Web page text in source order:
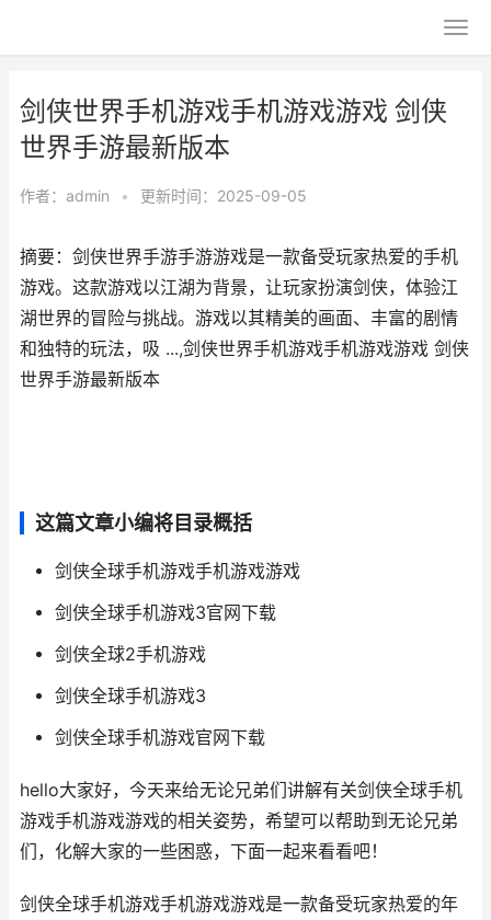
剑侠世界手机游戏手机游戏游戏 剑侠
世界手游最新版本
作者： admin • 更新时间：2025-09-05
摘要：剑侠世界手游手游游戏是一款备受玩家热爱的手机
游戏。这款游戏以江湖为背景，让玩家扮演剑侠，体验江
湖世界的冒险与挑战。游戏以其精美的画面、丰富的剧情
和独特的玩法，吸 ...,剑侠世界手机游戏手机游戏游戏 剑侠
世界手游最新版本
这篇文章小编将目录概括
剑侠全球手机游戏手机游戏游戏
剑侠全球手机游戏3官网下载
剑侠全球2手机游戏
剑侠全球手机游戏3
剑侠全球手机游戏官网下载
hello大家好，今天来给无论兄弟们讲解有关剑侠全球手机
游戏手机游戏游戏的相关姿势，希望可以帮助到无论兄弟
们，化解大家的一些困惑，下面一起来看看吧！
剑侠全球手机游戏手机游戏游戏是一款备受玩家热爱的年